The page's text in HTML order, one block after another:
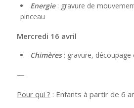
Energie: gravure de
pinceau
Mercredi 16 avril
Chimères: gravure, découpage
—
Pour qui ? : Enfants à partir de 6